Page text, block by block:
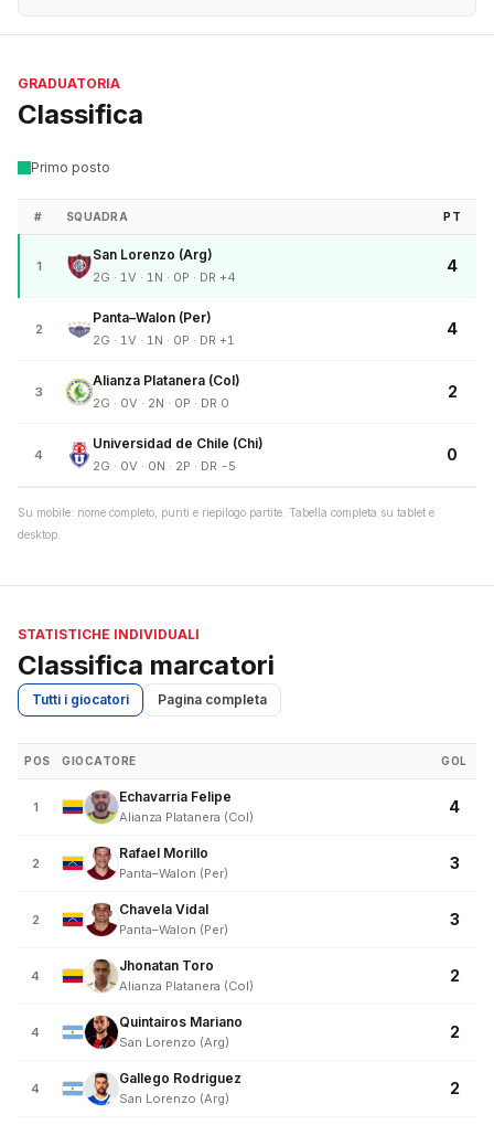
GRADUATORIA
Classifica
Primo posto
# SQUADRA PT
1
San Lorenzo (Arg)
2G · 1V · 1N · 0P · DR +4
4
2
Panta–Walon (Per)
2G · 1V · 1N · 0P · DR +1
4
3
Alianza Platanera (Col)
2G · 0V · 2N · 0P · DR 0
2
4
Universidad de Chile (Chi)
2G · 0V · 0N · 2P · DR -5
0
Su mobile: nome completo, punti e riepilogo partite. Tabella completa su tablet e
desktop.
STATISTICHE INDIVIDUALI
Classifica marcatori
Tutti i giocatori Pagina completa
POS GIOCATORE GOL
1
Echavarria Felipe
Alianza Platanera (Col)
4
2
Rafael Morillo
Panta–Walon (Per)
3
2
Chavela Vidal
Panta–Walon (Per)
3
4
Jhonatan Toro
Alianza Platanera (Col)
2
4
Quintairos Mariano
San Lorenzo (Arg)
2
4
Gallego Rodriguez
San Lorenzo (Arg)
2